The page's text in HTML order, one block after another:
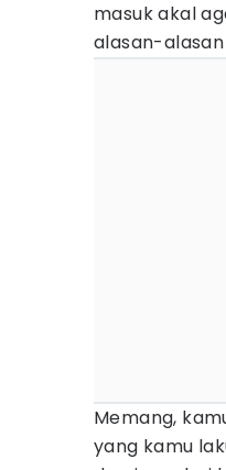
masuk akal
alasan-
Memang,
yang kamu